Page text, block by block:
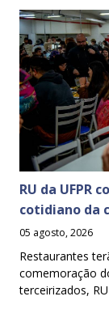
RU da UFPR
cotidiano da
05 agosto, 2026
Restaurantes
comemoração
terceirizados,